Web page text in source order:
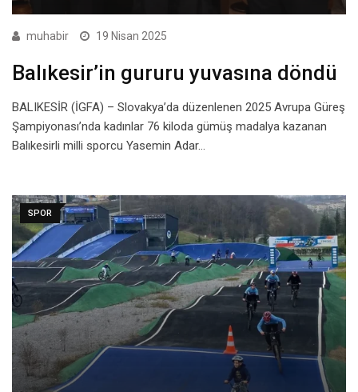
muhabir 19 Nisan 2025
Balıkesir’in gururu yuvasına döndü
BALIKESİR (İGFA) – Slovakya’da düzenlenen 2025 Avrupa Güreş
Şampiyonası’nda kadınlar 76 kiloda gümüş madalya kazanan
Balıkesirli milli sporcu Yasemin Adar…
SPOR